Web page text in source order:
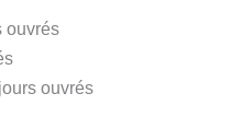
ouvrés
ouvrés